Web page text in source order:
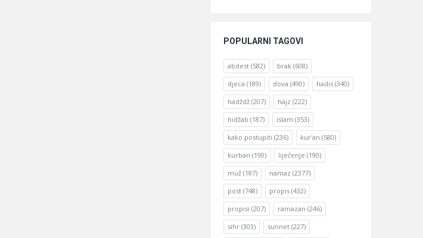
POPULARNI TAGOVI
abdest (582) brak (608)
djeca (189) dova (490) hadis (340)
hadždž (207) hajz (222)
hidžab (187) islam (353)
kako postupiti (236) kur'an (580)
kurban (190) liječenje (190)
muž (187) namaz (2377)
post (748) propis (432)
propisi (207) ramazan (246)
sihr (303) sunnet (227)